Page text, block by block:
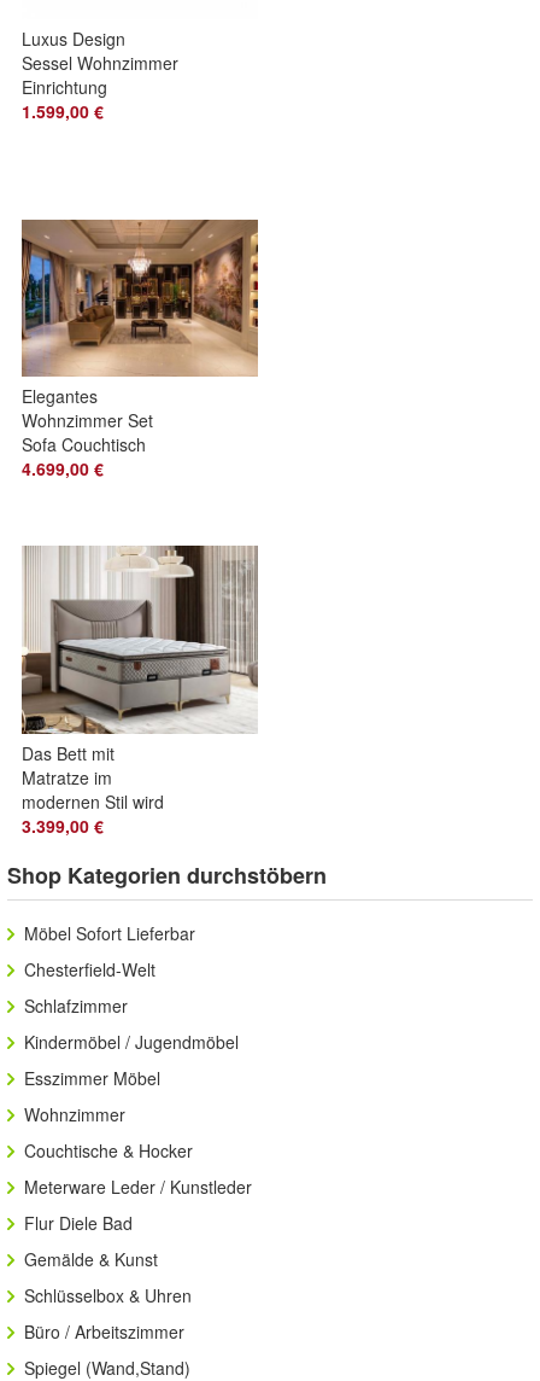
Luxus Design
Sessel Wohnzimmer
Einrichtung
Chesterfield
1.599,00 €
Elegantes
Wohnzimmer Set
Sofa Couchtisch
Stilvolles
4.699,00 €
Das Bett mit
Matratze im
modernen Stil wird
jedes Schlafzimmer
3.399,00 €
Shop Kategorien durchstöbern
Möbel Sofort Lieferbar
Chesterfield-Welt
Schlafzimmer
Kindermöbel / Jugendmöbel
Esszimmer Möbel
Wohnzimmer
Couchtische & Hocker
Meterware Leder / Kunstleder
Flur Diele Bad
Gemälde & Kunst
Schlüsselbox & Uhren
Büro / Arbeitszimmer
Spiegel (Wand,Stand)